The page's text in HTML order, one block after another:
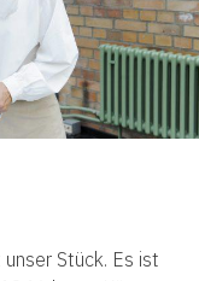
Stück. Es ist